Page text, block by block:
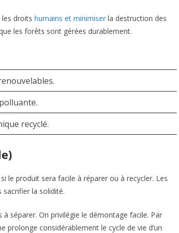
les droits humains et minimiser la destruction des
les forêts sont gérées durablement.
recyclé.
si le produit sera facile à réparer ou à recycler. Les
la solidité.
séparer. On privilégie le démontage facile. Par
considérablement le cycle de vie d’un